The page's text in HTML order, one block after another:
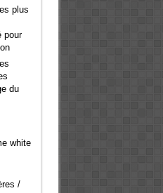
plus
pour
du
white
/